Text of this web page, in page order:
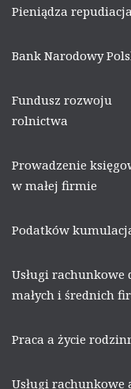
Pieniądza repudiacja
Bank Narodowy
Fundusz rozwoju
rolnictwa
Prowadzenie
w małej firmie
Podatków
Usługi rachunkowe
małych i średnich
Praca a życie
Usługi rachunkowe